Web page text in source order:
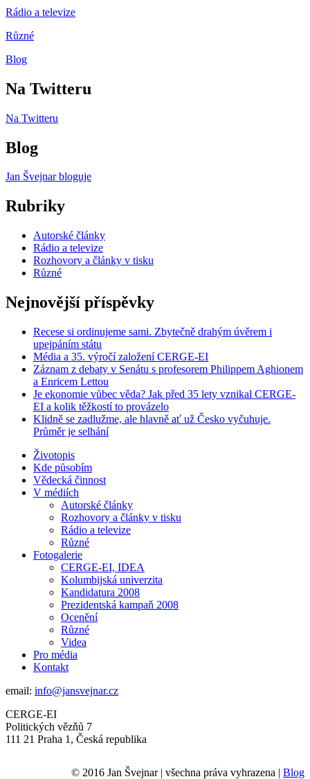
Rádio a televize
Různé
Blog
Na Twitteru
Na Twitteru
Blog
Jan Švejnar bloguje
Rubriky
Autorské články
Rádio a televize
Rozhovory a články v tisku
Různé
Nejnovější příspěvky
Recese si ordinujeme sami. Zbytečně drahým úvěrem i
upejpáním státu
Média a 35. výročí založení CERGE-EI
Záznam z debaty v Senátu s profesorem Philippem Aghionem
a Enricem Lettou
Je ekonomie vůbec věda? Jak před 35 lety vznikal CERGE-
EI a kolik těžkostí to provázelo
Klidně se zadlužme, ale hlavně ať už Česko vyčuhuje.
Průměr je selhání
Životopis
Kde působím
Vědecká činnost
V médiích
Autorské články
Rozhovory a články v tisku
Rádio a televize
Různé
Fotogalerie
CERGE-EI, IDEA
Kolumbijská univerzita
Kandidatura 2008
Prezidentská kampaň 2008
Ocenění
Různé
Videa
Pro média
Kontakt
email: info@jansvejnar.cz
CERGE-EI
Politických vězňů 7
111 21 Praha 1, Česká republika
© 2016 Jan Švejnar | všechna práva vyhrazena | Blog